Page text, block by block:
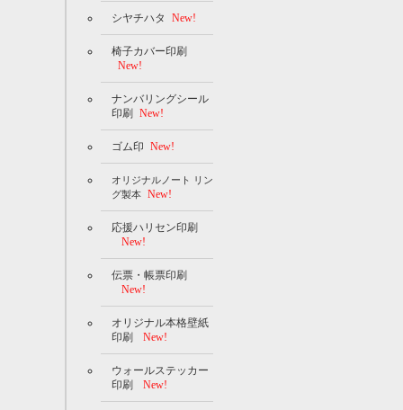
シヤチハタ New!
椅子カバー印刷
New!
ナンバリングシール
印刷
New!
ゴム印 New!
オリジナルノート リン
グ製本 New!
応援ハリセン印刷
New!
伝票・帳票印刷
New!
オリジナル本格壁紙
印刷
New!
ウォールステッカー
印刷
New!